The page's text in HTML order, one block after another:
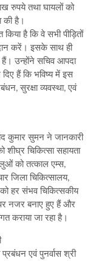
रुपये तथा घायलों को
की है।
किया है कि वे सभी पीड़ितों
करें। इसके साथ ही
हैं। उन्होंने सचिव आपदा
हैं कि भविष्य में इस
सुरक्षा व्यवस्था, एवं
कुमार सुमन ने जानकारी
चिकित्सा सहायता
को तत्काल एम्स,
जिला चिकित्सालय,
को हर संभव चिकित्सकीय
पर नजर बनाए हुए हैं और
कराया जा रहा है।
एवं पुनर्वास श्री